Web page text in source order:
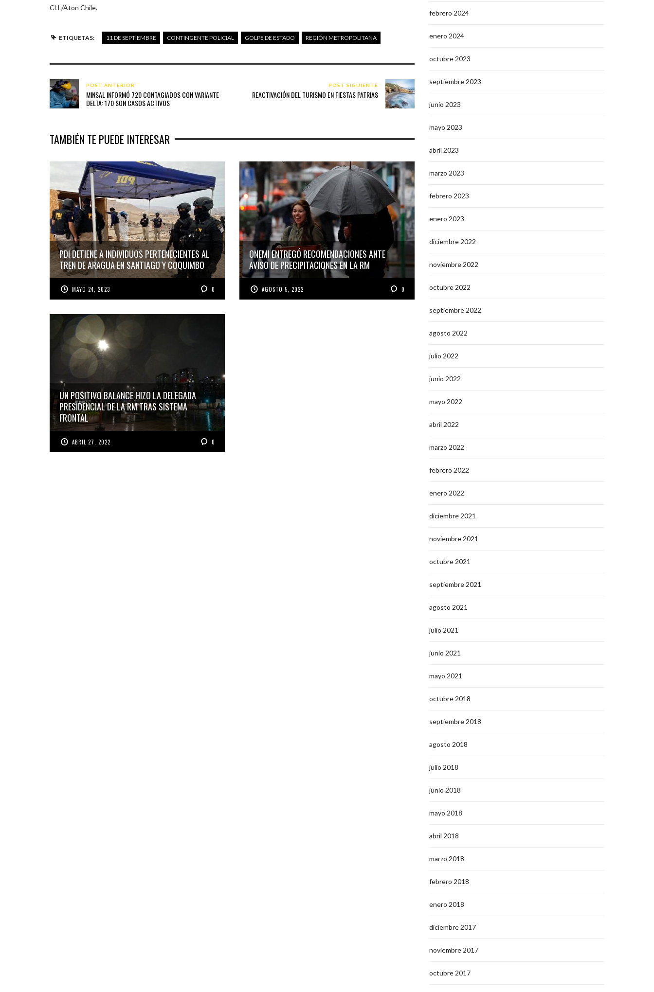
CLL/Aton Chile.
ETIQUETAS: 11 DE SEPTIEMBRE CONTINGENTE POLICIAL GOLPE DE ESTADO REGIÓN METROPOLITANA
POST ANTERIOR
MINSAL INFORMÓ 720 CONTAGIADOS CON VARIANTE
DELTA: 170 SON CASOS ACTIVOS
POST SIGUIENTE
REACTIVACIÓN DEL TURISMO EN FIESTAS PATRIAS
TAMBIÉN TE PUEDE INTERESAR
PDI DETIENE A INDIVIDUOS PERTENECIENTES AL
TREN DE ARAGUA EN SANTIAGO Y COQUIMBO
MAYO 24, 2023 0
ONEMI ENTREGÓ RECOMENDACIONES ANTE
AVISO DE PRECIPITACIONES EN LA RM
AGOSTO 5, 2022 0
UN POSITIVO BALANCE HIZO LA DELEGADA
PRESIDENCIAL DE LA RM TRAS SISTEMA
FRONTAL
ABRIL 27, 2022 0
febrero 2024
enero 2024
octubre 2023
septiembre 2023
junio 2023
mayo 2023
abril 2023
marzo 2023
febrero 2023
enero 2023
diciembre 2022
noviembre 2022
octubre 2022
septiembre 2022
agosto 2022
julio 2022
junio 2022
mayo 2022
abril 2022
marzo 2022
febrero 2022
enero 2022
diciembre 2021
noviembre 2021
octubre 2021
septiembre 2021
agosto 2021
julio 2021
junio 2021
mayo 2021
octubre 2018
septiembre 2018
agosto 2018
julio 2018
junio 2018
mayo 2018
abril 2018
marzo 2018
febrero 2018
enero 2018
diciembre 2017
noviembre 2017
octubre 2017